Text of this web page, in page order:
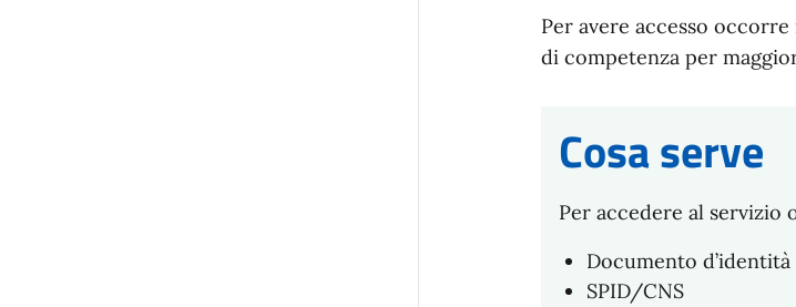
Per avere accesso
di competenza per
Cosa serve
Per accedere al servizio
Documento
SPID/CNS